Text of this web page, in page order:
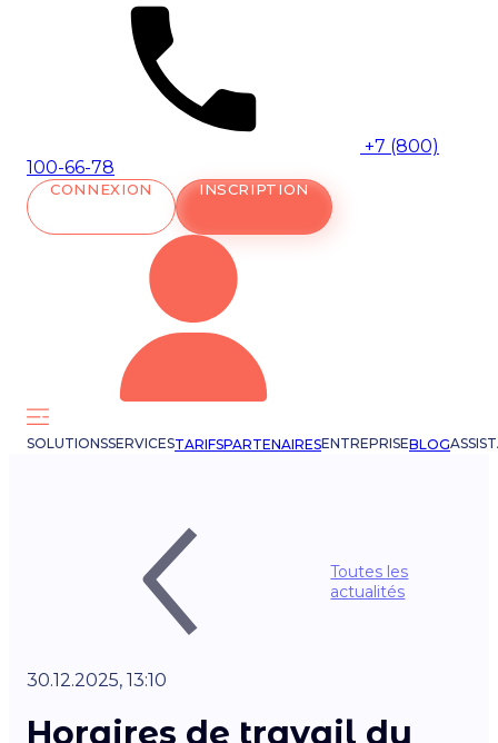
+7 (800)
100-66-78
CONNEXION INSCRIPTION
SOLUTIONSSERVICESTARIFSPARTENAIRESENTREPRISEBLOG
Toutes les
actualités
30.12.2025, 13:10
Horaires de travail du